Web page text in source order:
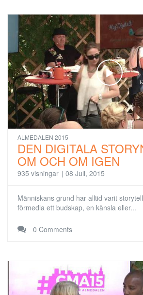
ALMEDALEN 2015
DEN DIGITALA
OM OCH OM IGEN
935 visningar | 08 Juli, 2015
Människans grund har alltid varit
förmedla ett budskap, en känsla eller...
0 Comments